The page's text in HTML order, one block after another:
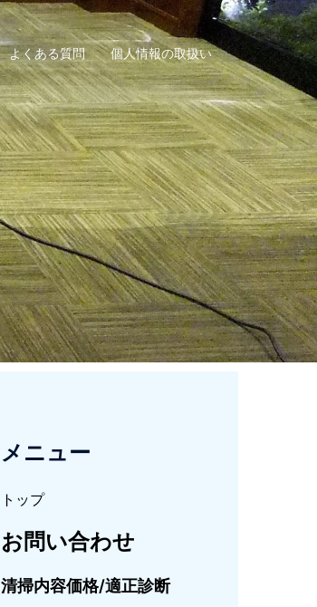
よくある質問 個人情報の取扱い
メニュー
トップ
お問い合わせ
清掃内容価格/適正診断